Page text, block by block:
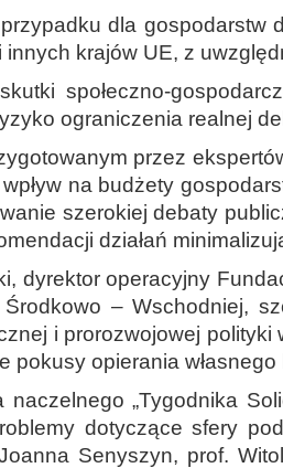
dla gospodarstw
innych krajów UE, z
społeczno-
ograniczenia realnej
przez
na budżety
szerokiej debaty
działań
dyrektor operacyjny
– Wschodniej,
i prorozwojowej
pokusy opierania
naczelnego „Tygodnika
dotyczące sfery
Senyszyn, prof.